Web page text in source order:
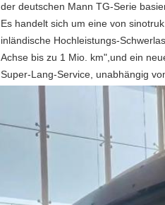
der deutschen Mann TG-Serie
Es handelt sich um eine von
inländische Hochleistungs-
Achse bis zu 1 Mio. km",und ein
Super-Lang-Service, unabhängig